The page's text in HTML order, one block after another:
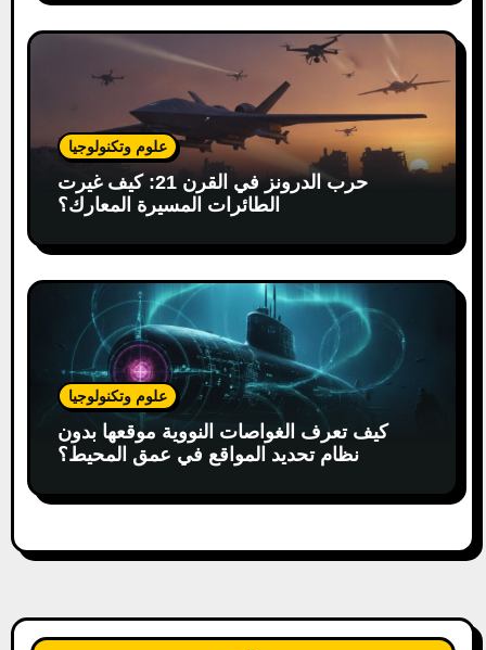
علوم وتكنولوجيا
حرب الدرونز في القرن 21: كيف غيرت
الطائرات المسيرة المعارك؟
علوم وتكنولوجيا
كيف تعرف الغواصات النووية موقعها بدون
نظام تحديد المواقع في عمق المحيط؟